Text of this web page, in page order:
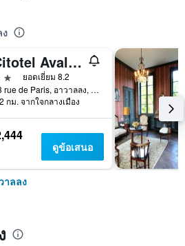
ง
Citotel Avallon Vauban
าว
ยอดเยี่ยม 8.2
53 rue de Paris, อาวาลลง, เบอร์กันดี, ฝรั่งเศส
กม. จากใจกลางเมือง
ดูข้อเสนอ
าลลง